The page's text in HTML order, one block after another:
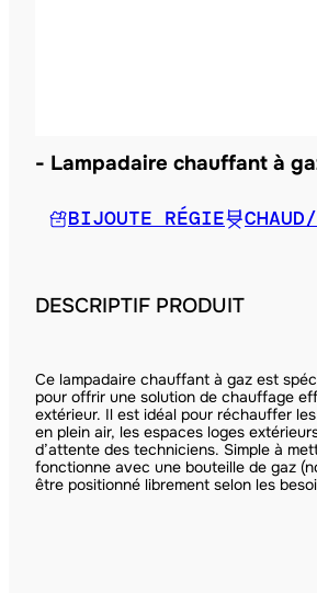
Lampadaire chauffant à
BIJOUTE RÉGIE
DESCRIPTIF PRODUIT
Ce lampadaire chauffant à gaz est
pour offrir une solution de chauffage
extérieur. Il est idéal pour réchauffer
en plein air, les espaces loges
d’attente des techniciens. Simple à
fonctionne avec une bouteille de gaz
être positionné librement selon les